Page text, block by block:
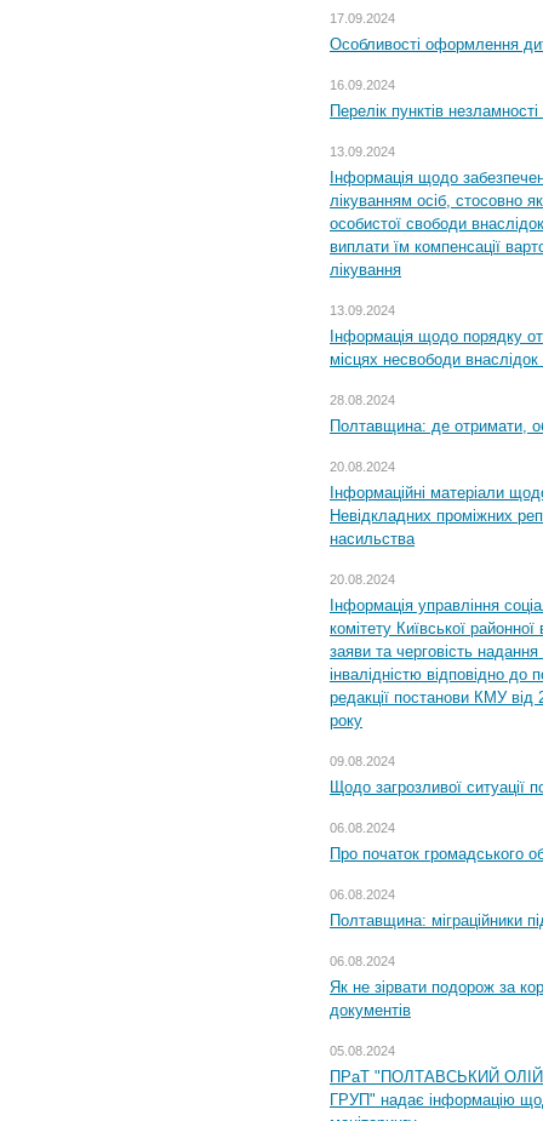
17.09.2024
Особливості оформлення
16.09.2024
Перелік пунктів
13.09.2024
Інформація щодо
лікуванням осіб, стосовно
особистої свободи
виплати їм компенсації
лікування
13.09.2024
Інформація щодо порядку
місцях несвободи внаслідок
28.08.2024
Полтавщина: де отримати,
20.08.2024
Інформаційні матеріали
Невідкладних проміжних
насильства
20.08.2024
Інформація управління
комітету Київської
заяви та черговість надання
інвалідністю відповідно
редакції постанови КМУ
року
09.08.2024
Щодо загрозливої ситуації
06.08.2024
Про початок громадського
06.08.2024
Полтавщина: міграційники
06.08.2024
Як не зірвати подорож за
документів
05.08.2024
ПРаТ "ПОЛТАВСЬКИЙ
ГРУП" надає інформацію